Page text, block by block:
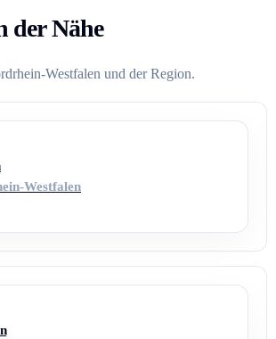
der Nähe
Westfalen und der Region.
Westfalen